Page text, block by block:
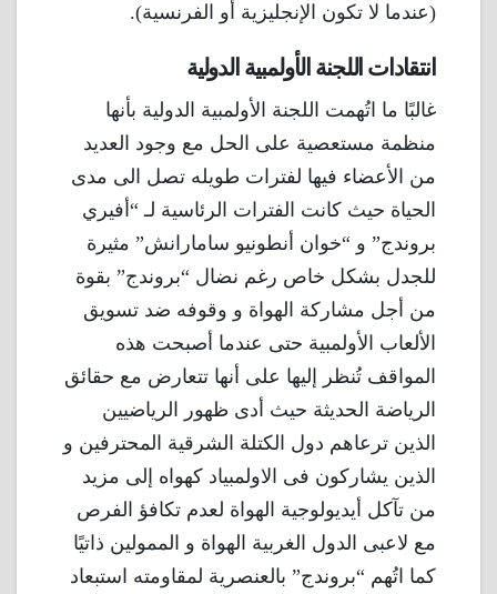
(عندما لا تكون الإنجليزية أو الفرنسية).
انتقادات اللجنة الأولمبية الدولية
غالبًا ما اتُهمت اللجنة الأولمبية الدولية بأنها
منظمة مستعصية على الحل مع وجود العديد
من الأعضاء فيها لفترات طويله تصل الى مدى
الحياة حيث كانت الفترات الرئاسية لـ “أفيري
بروندج” و “خوان أنطونيو سامارانش” مثيرة
للجدل بشكل خاص رغم نضال “بروندج” بقوة
من أجل مشاركة الهواة و وقوفه ضد تسويق
الألعاب الأولمبية حتى عندما أصبحت هذه
المواقف تُنظر إليها على أنها تتعارض مع حقائق
الرياضة الحديثة حيث أدى ظهور الرياضيين
الذين ترعاهم دول الكتلة الشرقية المحترفين و
الذين يشاركون فى الاولمبياد كهواه إلى مزيد
من تآكل أيديولوجية الهواة لعدم تكافؤ الفرص
مع لاعبى الدول الغربية الهواة و الممولين ذاتيًا
كما اتُهم “بروندج” بالعنصرية لمقاومته استبعاد